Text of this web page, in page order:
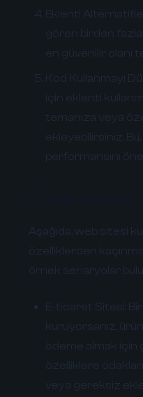
Eklenti
gören birden
en güvenilir olanı
Kod Kullanmayı
için eklenti
temanıza veya
ekleyebilirsiniz.
performansını
Aşağıda, web sitesi
özelliklerden
örnek senaryolar
E-ticaret Sitesi:
kuruyorsanız,
ödeme almak için
özelliklere
veya gereksiz